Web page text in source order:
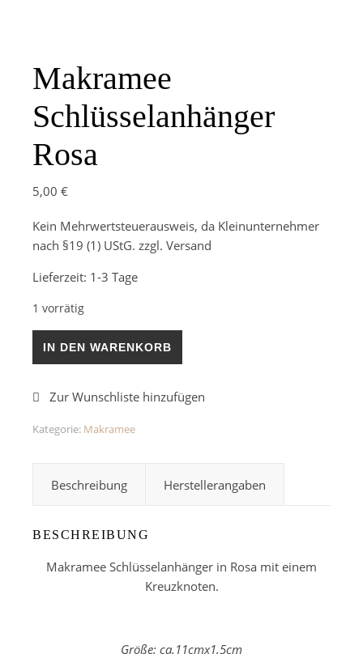
Makramee
Schlüsselanhänger
Rosa
5,00 €
Kein Mehrwertsteuerausweis, da Kleinunternehmer
nach §19 (1) UStG. zzgl. Versand
Lieferzeit: 1-3 Tage
1 vorrätig
Makramee Schlüsselanhänger Rosa Menge
IN DEN WARENKORB
Kategorie: Makramee
Beschreibung Herstellerangaben
BESCHREIBUNG
Makramee Schlüsselanhänger in Rosa mit einem
Kreuzknoten.
Größe: ca.11cmx1,5cm